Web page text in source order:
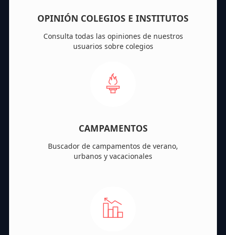
OPINIÓN COLEGIOS E INSTITUTOS
Consulta todas las opiniones de nuestros
usuarios sobre colegios
CAMPAMENTOS
Buscador de campamentos de verano,
urbanos y vacacionales